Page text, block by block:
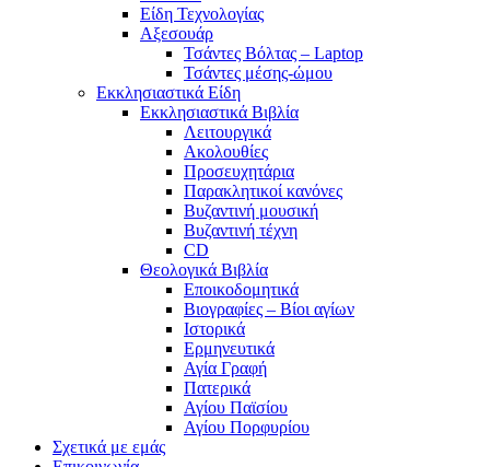
Είδη Τεχνολογίας
Αξεσουάρ
Τσάντες Βόλτας – Laptop
Τσάντες μέσης-ώμου
Εκκλησιαστικά Είδη
Εκκλησιαστικά Βιβλία
Λειτουργικά
Ακολουθίες
Προσευχητάρια
Παρακλητικοί κανόνες
Βυζαντινή μουσική
Βυζαντινή τέχνη
CD
Θεολογικά Βιβλία
Εποικοδομητικά
Βιογραφίες – Βίοι αγίων
Ιστορικά
Ερμηνευτικά
Αγία Γραφή
Πατερικά
Αγίου Παϊσίου
Αγίου Πορφυρίου
Σχετικά με εμάς